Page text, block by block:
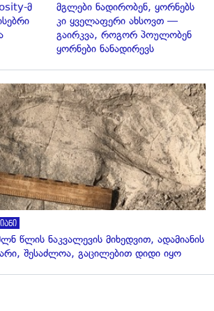
მ
მგლები ნადირობენ, ყორნებს
კი ყველაფერი ახსოვთ —
გაირკვა, როგორ პოულობენ
ყორნები ნანადირევს
წლის ნაკვალევის მიხედვით, ადამიანის
შესაძლოა, გაცილებით დიდი იყო